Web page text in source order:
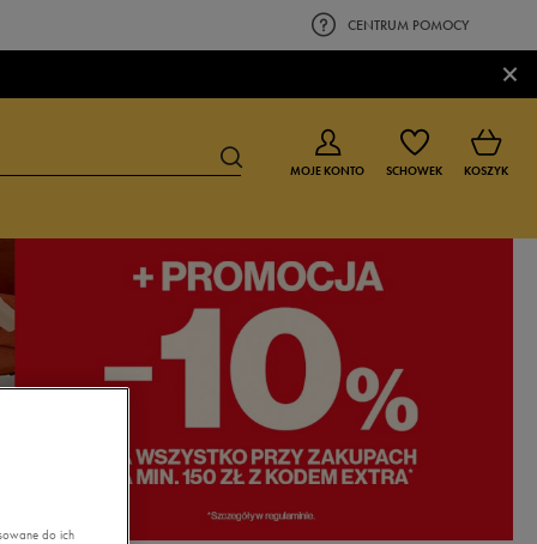
CENTRUM POMOCY
×
BUTY DLA CHŁOPCA
4-8 lat
BUTY DLA DZIEWCZYNKI
0-4 lat
4-8 lat
9-16 lat
MOJE KONTO SCHOWEK KOSZYK
do ich